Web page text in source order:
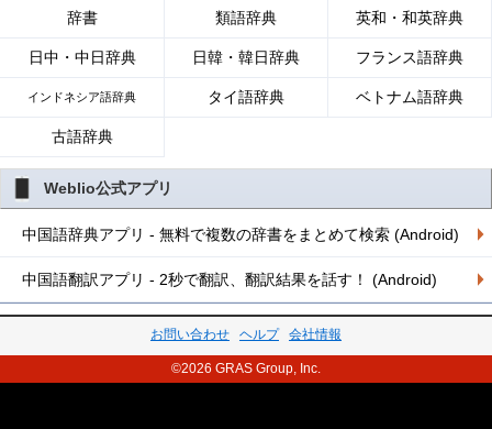
辞書 類語辞典 英和・和英辞典
日中・中日辞典 日韓・韓日辞典 フランス語辞典
インドネシア語辞典 タイ語辞典 ベトナム語辞典
古語辞典
Weblio公式アプリ
中国語辞典アプリ - 無料で複数の辞書をまとめて検索 (Android)
中国語翻訳アプリ - 2秒で翻訳、翻訳結果を話す！ (Android)
お問い合わせ ヘルプ 会社情報
©2026 GRAS Group, Inc.